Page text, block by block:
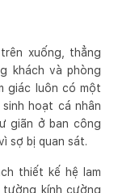
xuống, thẳng
khách và phòng
giác luôn có một
hoạt cá nhân
giãn ở ban công
sợ bị quan sát.
thiết kế hệ lam
tường kính cường